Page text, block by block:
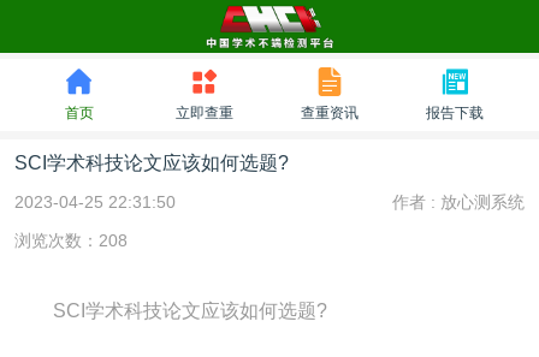
首页 立即查重 查重资讯 报告下载
SCI学术科技论文应该如何选题?
2023-04-25 22:31:50 作者 : 放心测系统
浏览次数：208
SCI学术科技论文应该如何选题?